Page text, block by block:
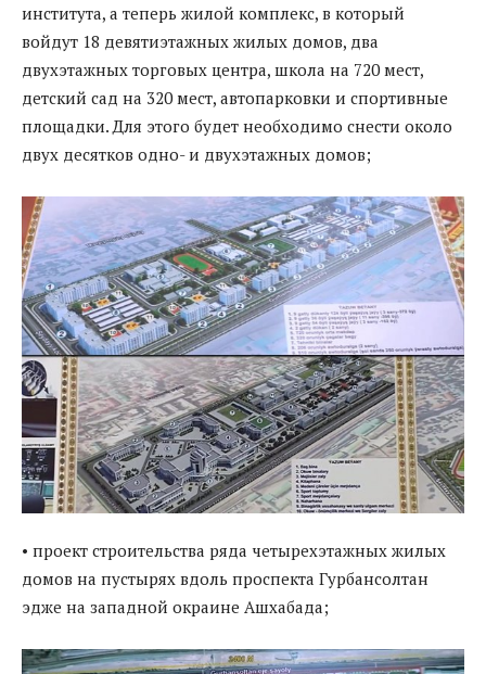
института, а теперь жилой комплекс, в который
войдут 18 девятиэтажных жилых домов, два
двухэтажных торговых центра, школа на 720 мест,
детский сад на 320 мест, автопарковки и спортивные
площадки. Для этого будет необходимо снести около
двух десятков одно- и двухэтажных домов;
• проект строительства ряда четырехэтажных жилых
домов на пустырях вдоль проспекта Гурбансолтан
эдже на западной окраине Ашхабада;